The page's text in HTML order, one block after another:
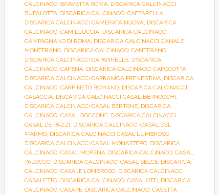
CALCINACCI BRAVETTA ROMA, DISCARICA CALCINACCI
BUFALOTTA, DISCARICA CALCINACCI CAFFARELLA,
DISCARICA CALCINACCI CAMERATA NUOVA, DISCARICA
CALCINACCI CAMILLUCCIA, DISCARICA CALCINACCI
CAMPAGNANO DI ROMA, DISCARICA CALCINACCI CANALE
MONTERANO, DISCARICA CALCINACCI CANTERANO,
DISCARICA CALCINACCI CAPANNELLE, DISCARICA
CALCINACCI CAPENA, DISCARICA CALCINACCI CAPOCOTTA,
DISCARICA CALCINACCI CAPRANICA PRENESTINA, DISCARICA
CALCINACCI CARPINETO ROMANO, DISCARICA CALCINACCI
CASACCIA, DISCARICA CALCINACCI CASAL BERNOCCHI,
DISCARICA CALCINACCI CASAL BERTONE, DISCARICA
CALCINACCI CASAL BOCCONE, DISCARICA CALCINACCI
CASAL DE PAZZI, DISCARICA CALCINACCI CASAL DEL
MARMO, DISCARICA CALCINACCI CASAL LUMBROSO,
DISCARICA CALCINACCI CASAL MONASTERO, DISCARICA
CALCINACCI CASAL MORENA, DISCARICA CALCINACCI CASAL
PALOCCO, DISCARICA CALCINACCI CASAL SELCE, DISCARICA
CALCINACCI CASALE LOMBROSO, DISCARICA CALCINACCI
CASALETTO, DISCARICA CALCINACCI CASALOTTI, DISCARICA
CALCINACCI CASAPE, DISCARICA CALCINACCI CASETTA